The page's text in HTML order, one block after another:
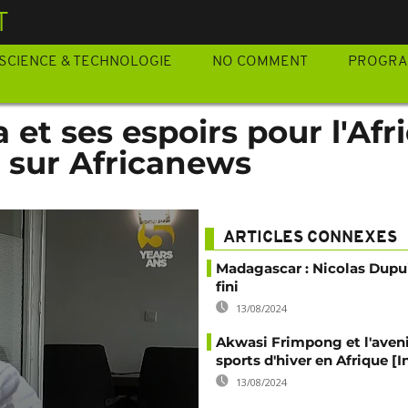
SCIENCE & TECHNOLOGIE NO COMMENT
et ses espoirs pour
Africanews
ARTICLES CONNEXES
Madagascar : Nicolas
fini
13/08/2024
Akwasi Frimpong et
sports d'hiver en Afrique
13/08/2024